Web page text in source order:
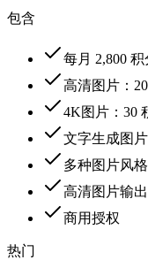
包含
每月 2,800 积
高清图片：
4K图片：30
文字生成图片
多种图片风格
高清图片输出
商用授权
热门